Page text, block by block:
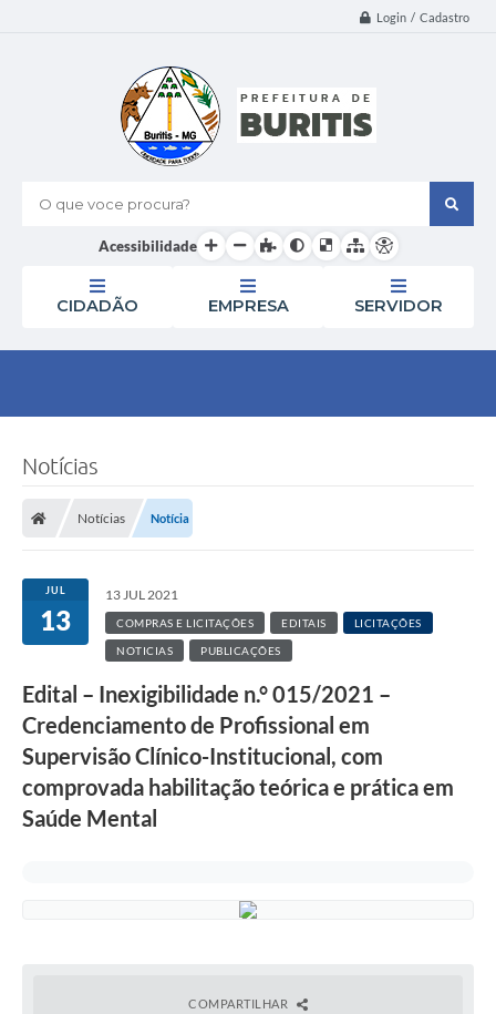
Login / Cadastro
O que voce procura?
Acessibilidade
CIDADÃO EMPRESA SERVIDOR
Notícias
Notícias Notícia
JUL
13
13 JUL 2021
COMPRAS E LICITAÇÕES EDITAIS LICITAÇÕES
NOTICIAS PUBLICAÇÕES
Edital – Inexigibilidade n.° 015/2021 –
Credenciamento de Profissional em
Supervisão Clínico-Institucional, com
comprovada habilitação teórica e prática em
Saúde Mental
COMPARTILHAR